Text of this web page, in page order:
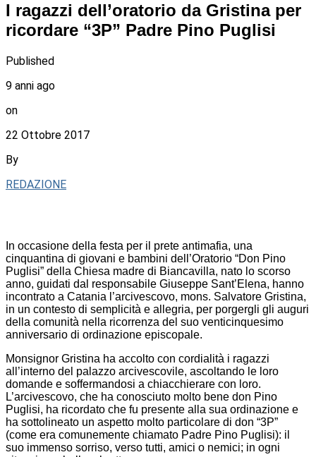
I ragazzi dell’oratorio da Gristina per
ricordare “3P” Padre Pino Puglisi
Published
9 anni ago
on
22 Ottobre 2017
By
REDAZIONE
In occasione della festa per il prete antimafia, una
cinquantina di giovani e bambini dell’Oratorio “Don Pino
Puglisi” della Chiesa madre di Biancavilla, nato lo scorso
anno, guidati dal responsabile Giuseppe Sant’Elena, hanno
incontrato a Catania l’arcivescovo, mons. Salvatore Gristina,
in un contesto di semplicità e allegria, per porgergli gli auguri
della comunità nella ricorrenza del suo venticinquesimo
anniversario di ordinazione episcopale.
Monsignor Gristina ha accolto con cordialità i ragazzi
all’interno del palazzo arcivescovile, ascoltando le loro
domande e soffermandosi a chiacchierare con loro.
L’arcivescovo, che ha conosciuto molto bene don Pino
Puglisi, ha ricordato che fu presente alla sua ordinazione e
ha sottolineato un aspetto molto particolare di don “3P”
(come era comunemente chiamato Padre Pino Puglisi): il
suo immenso sorriso, verso tutti, amici o nemici; in ogni